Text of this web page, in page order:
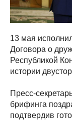
13 мая
Договора о
Республикой
истории
Пресс-
брифинга
подтвердив